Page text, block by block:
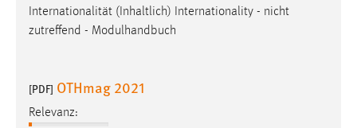
Internationalität (Inhaltlich) Internationality - nicht
zutreffend - Modulhandbuch
[PDF] OTHmag 2021
Relevanz: